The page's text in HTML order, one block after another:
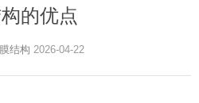
的优点
结构 2026-04-22